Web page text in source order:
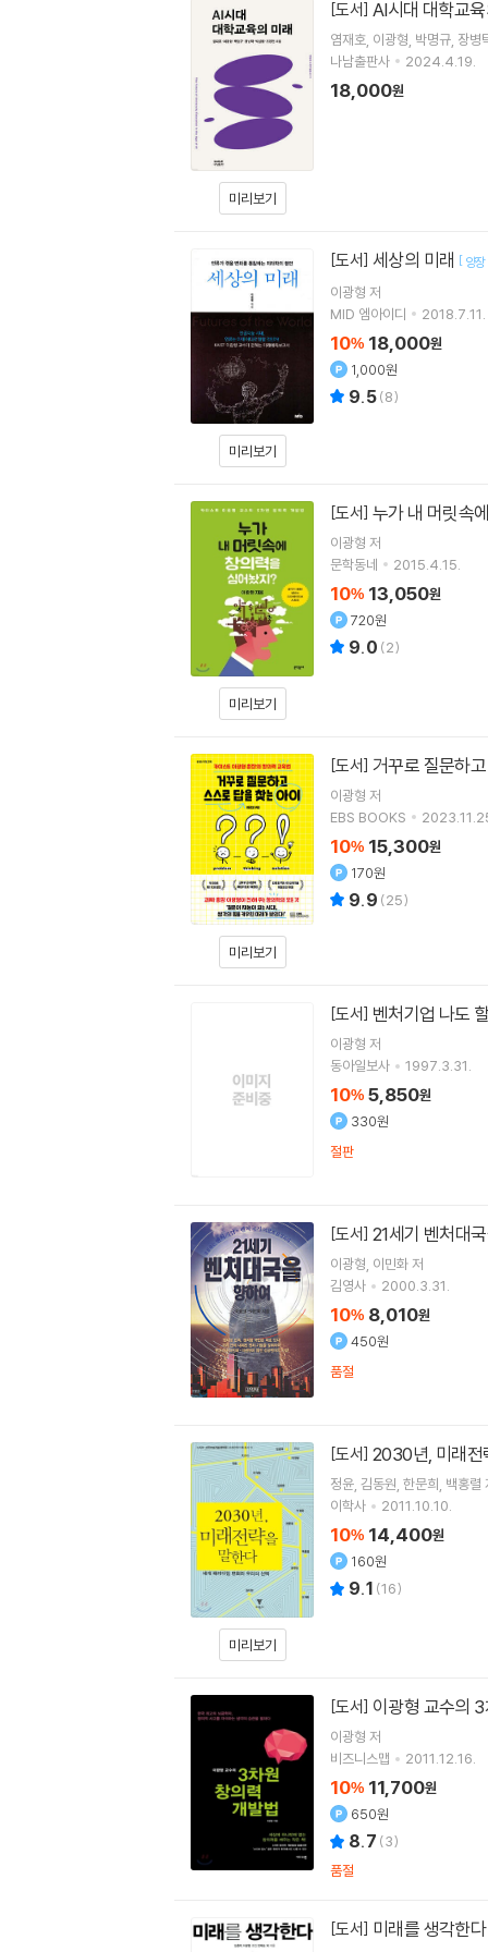
미리보기
[도서] AI시대 대학교
염재호 이광형 박명규 장병
나남출판사
2024.4.19.
18,000원
미리보기
[도서] 세상의 미래 [ 양장
이광형 저
MID 엠아이디
2018.7.11.
10% 18,000원
1,000원
9.5(8)
미리보기
[도서] 누가 내 머릿속
이광형 저
문학동네
2015.4.15.
10% 13,050원
720원
9.0 (2)
미리보기
[도서] 거꾸로 질문하
이광형 저
EBS BOOKS
10% 15,300원
170원
9.9 (25)
[도서] 벤처기업 나도
이광형 저
동아일보사
1997.3.31.
10% 5,850원
330원
절판
[도서] 21세기 벤처대
이광형 이민화저
김영사
2000.3.31.
10% 8,010원
450원
품절
미리보기
[도서] 2030년, 미래전
정윤 김동원 한문희 백홍렬
이학사
2011.10.10.
10% 14,400원
160원
9.1 (16)
[도서] 이광형 교수의
이광형 저
비즈니스맵
2011.12.16.
10% 11,700원
650원
8.7 (3)
품절
[도서] 미래를 생각한다